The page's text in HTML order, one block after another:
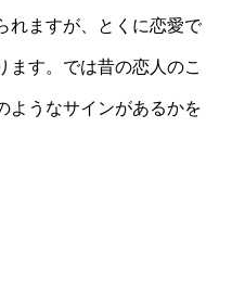
れますが、とくに恋愛で
ます。では昔の恋人のこ
ようなサインがあるかを